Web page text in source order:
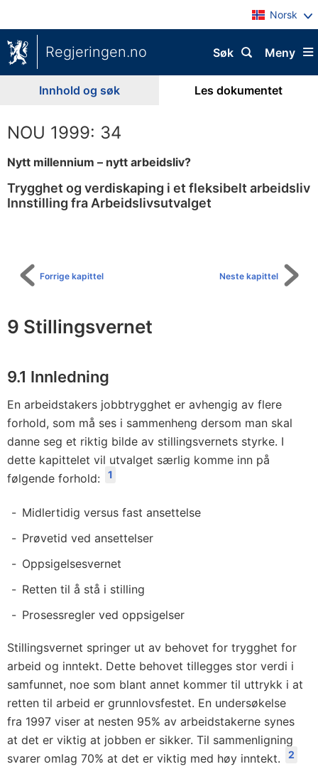
Norsk
Regjeringen.no Meny
Søk
Innhold og søk Les dokumentet
NOU 1999: 34
Nytt millennium – nytt arbeidsliv?
Trygghet og verdiskaping i et fleksibelt arbeidsliv
Innstilling fra Arbeidslivsutvalget
Neste kapittel
Forrige kapittel
9 Stillingsvernet
9.1 Innledning
En arbeidstakers jobbtrygghet er avhengig av flere
forhold, som må ses i sammenheng dersom man skal
danne seg et riktig bilde av stillingsvernets styrke. I
dette kapittelet vil utvalget særlig komme inn på
følgende forhold:
1
Midlertidig versus fast ansettelse
Prøvetid ved ansettelser
Oppsigelsesvernet
Retten til å stå i stilling
Prosessregler ved oppsigelser
Stillingsvernet springer ut av behovet for trygghet for
arbeid og inntekt. Dette behovet tillegges stor verdi i
samfunnet, noe som blant annet kommer til uttrykk i at
retten til arbeid er grunnlovsfestet. En undersøkelse
fra 1997 viser at nesten 95% av arbeidstakerne synes
at det er viktig at jobben er sikker. Til sammenligning
svarer omlag 70% at det er viktig med høy inntekt.
2